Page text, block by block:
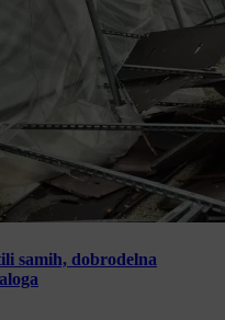
samih, dobrodelna